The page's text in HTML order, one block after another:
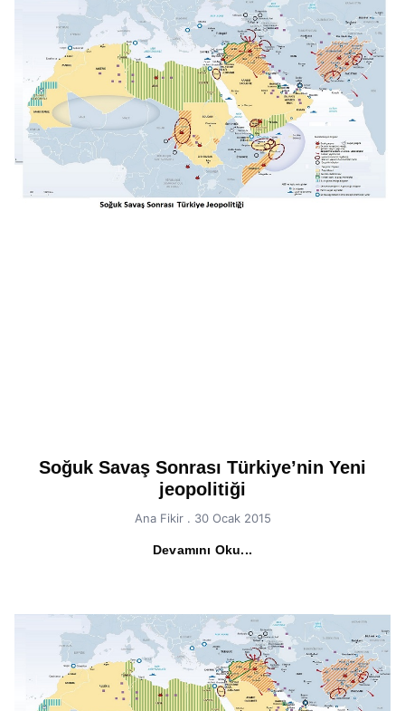
Soğuk Savaş Sonrası Türkiye’nin Yeni
jeopolitiği
Ana Fikir 30 Ocak 2015
Devamını Oku...